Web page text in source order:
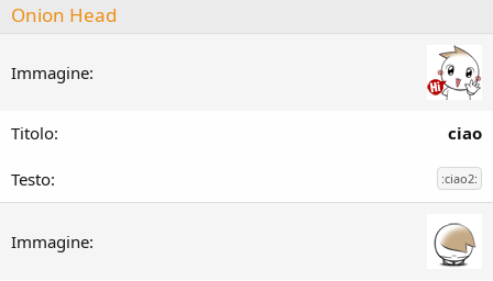
Onion Head
ciao
:ciao2: